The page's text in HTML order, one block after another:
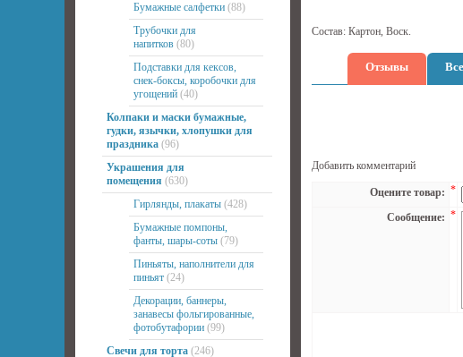
Бумажные салфетки (88)
Трубочки для
напитков (80)
Подставки для кексов,
снек-боксы, коробочки для
угощений (40)
Колпаки и маски бумажные,
гудки, язычки, хлопушки для
праздника (96)
Украшения для
помещения (630)
Гирлянды, плакаты (428)
Бумажные помпоны,
фанты, шары-соты (79)
Пиньяты, наполнители для
пиньят (24)
Декорации, баннеры,
занавесы фольгированные,
фотобутафории (99)
Свечи для торта (246)
Состав: Картон, Воск.
Отзывы
Добавить комментарий
Оцените товар: *
Сообщение: *